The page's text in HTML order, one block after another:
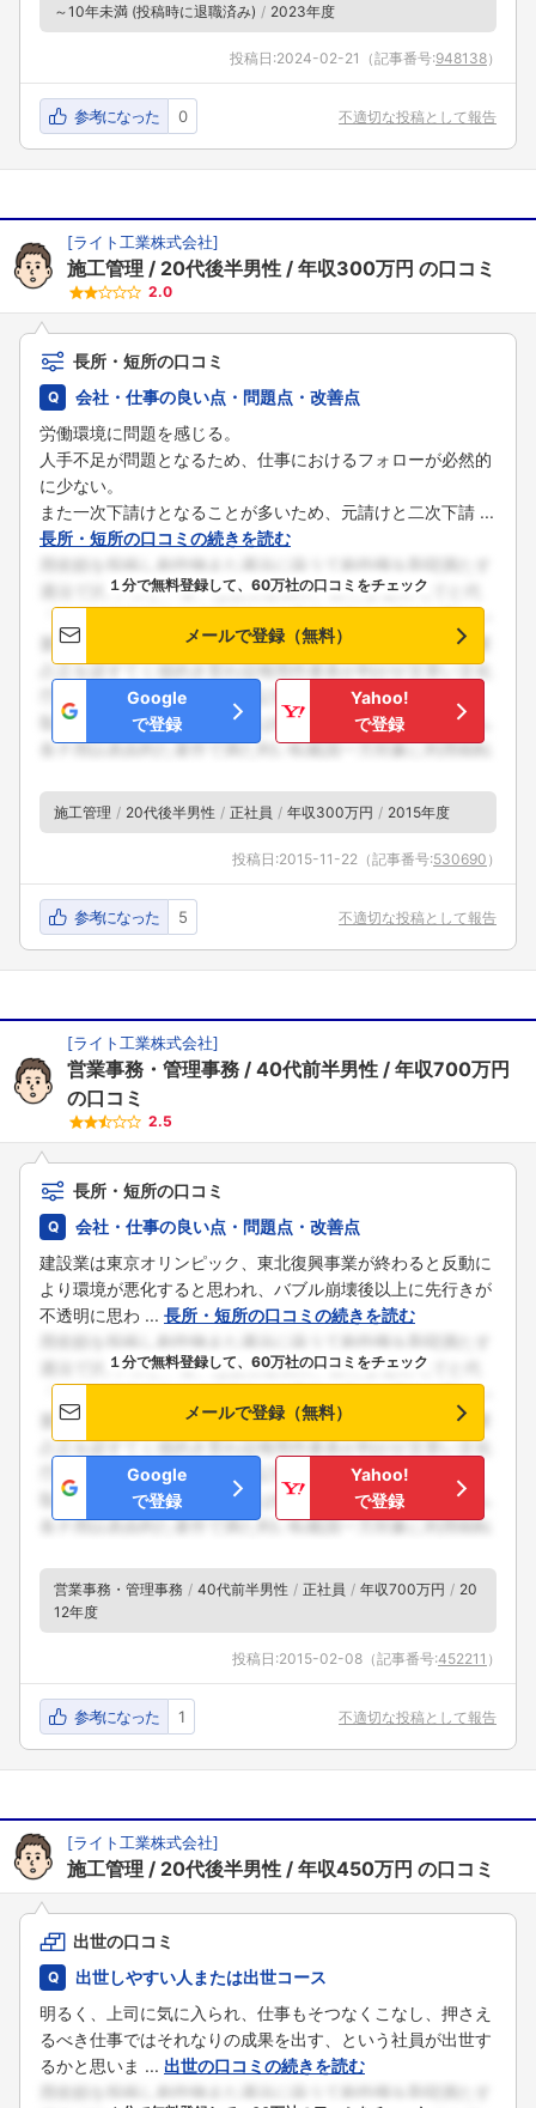
～10年未満 (投稿時に退職済み)
2023年度
投稿日:2024-02-21 （記事番号:948138）
参考になった 0 不適切な投稿として報告
[ライト工業株式会社]
施工管理 20代後半男性 年収300万円 の口コミ
2.0
長所・短所の口コミ
会社・仕事の良い点・問題点・改善点
労働環境に問題を感じる。
人手不足が問題となるため、仕事におけるフォローが必然的
に少ない。
また一次下請けとなることが多いため、元請けと二次下請 ...
長所・短所の口コミの続きを読む
１分で無料登録して、60万社の口コミをチェック
メールで登録（無料）
Google
で登録
Yahoo!
で登録
施工管理 20代後半男性 正社員 年収300万円 2015年度
投稿日:2015-11-22 （記事番号:530690 ）
参考になった 5 不適切な投稿として報告
[ライト工業株式会社]
営業事務・管理事務 40代前半男性
年収700万円
の口コミ
2.5
長所・短所の口コミ
会社・仕事の良い点・問題点・改善点
建設業は東京オリンピック、東北復興事業が終わると反動に
より環境が悪化すると思われ、バブル崩壊後以上に先行きが
不透明に思わ ... 長所・短所の口コミの続きを読む
１分で無料登録して、60万社の口コミをチェック
メールで登録（無料）
Google
で登録
Yahoo!
で登録
営業事務・管理事務 40代前半男性 正社員 年収700万円
20
12年度
投稿日:2015-02-08 （記事番号:452211 ）
参考になった 1 不適切な投稿として報告
[ライト工業株式会社]
施工管理 20代後半男性 年収450万円 の口コミ
出世の口コミ
出世しやすい人または出世コース
明るく、上司に気に入られ、仕事もそつなくこなし、押さえ
るべき仕事ではそれなりの成果を出す、という社員が出世す
るかと思いま ... 出世の口コミの続きを読む